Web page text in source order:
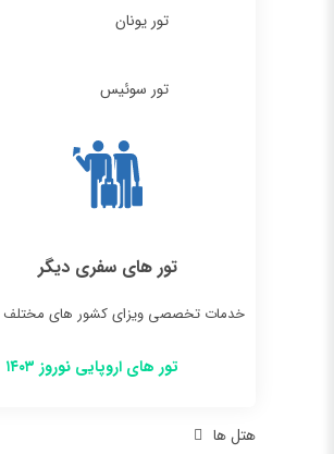
تور یونان
تور سوئیس
تور های سفری دیگر
خدمات تخصصی ویزای کشور های مختلف
تور های اروپایی نوروز ۱۴۰۳
هتل ها